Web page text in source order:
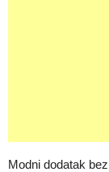
Modni dodatak